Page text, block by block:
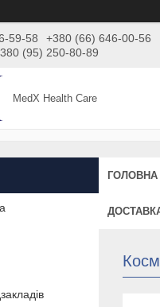
59-58
+380 (66) 646-00-56
(95) 250-80-89
MedX Health Care
ГОЛОВНА